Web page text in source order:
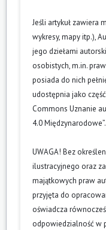
Jeśli artykuł zawiera
wykresy, mapy itp.),
jego dziełami
osobistych, m.in.
posiada do nich
udostępnia jako
Commons Uznanie
4.0 Międzynarodowe”.
UWAGA! Bez
ilustracyjnego oraz
majątkowych praw
przyjęta do
oświadcza
odpowiedzialność w